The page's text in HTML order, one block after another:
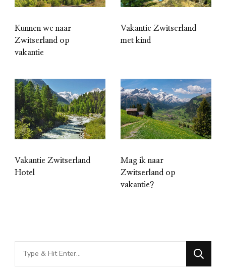
Kunnen we naar
Zwitserland op
vakantie
Vakantie Zwitserland
met kind
Vakantie Zwitserland
Hotel
Mag ik naar
Zwitserland op
vakantie?
Looking
for